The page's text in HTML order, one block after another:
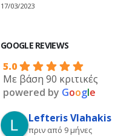
17/03/2023
GOOGLE REVIEWS
5.0
Με βάση 90 κριτικές
powered by Google
Lefteris Vlahakis
πριν από 9 μήνες